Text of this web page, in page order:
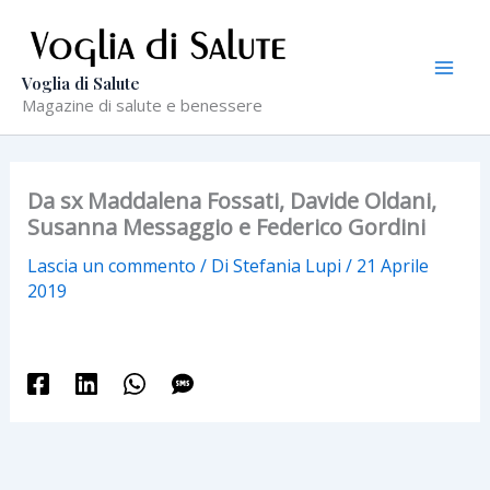
contenuto
Voglia di Salute
Magazine di salute e benessere
Da sx Maddalena Fossati, Davide Oldani,
Susanna Messaggio e Federico Gordini
Lascia un commento / Di Stefania Lupi / 21 Aprile
2019